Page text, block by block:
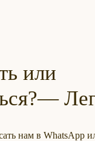
или
нам в WhatsApp